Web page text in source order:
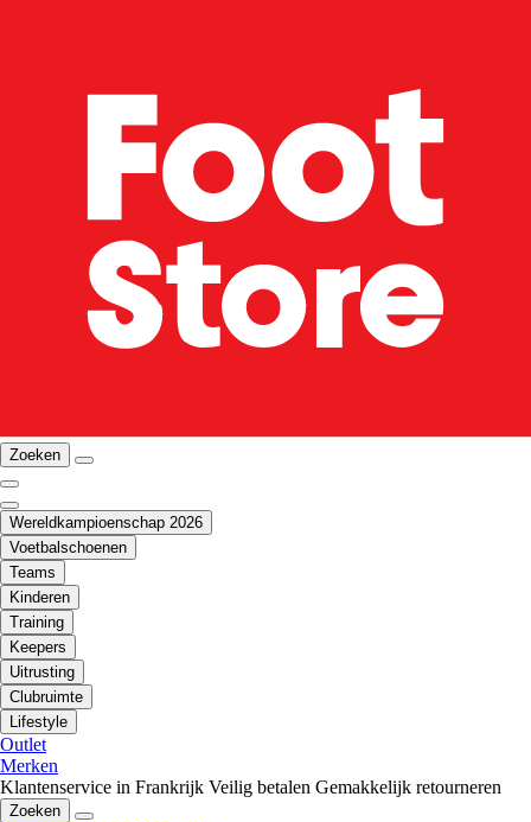
Zoeken
Wereldkampioenschap 2026
Voetbalschoenen
Teams
Kinderen
Training
Keepers
Uitrusting
Clubruimte
Lifestyle
Outlet
Merken
Klantenservice in Frankrijk Veilig betalen Gemakkelijk retourneren
Zoeken